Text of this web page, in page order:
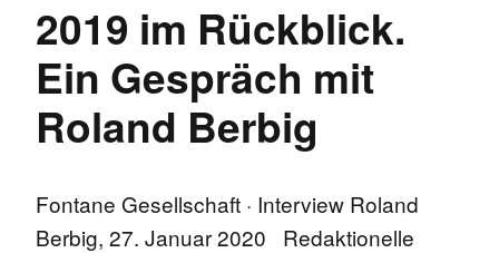
2019 im Rückblick.
Ein Gespräch mit
Roland Berbig
Fontane Gesellschaft · Interview Roland
Berbig, 27. Januar 2020 Redaktionelle